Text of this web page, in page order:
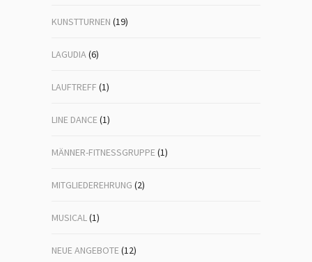
KUNSTTURNEN (19)
LAGUDIA (6)
LAUFTREFF (1)
LINE DANCE (1)
MÄNNER-FITNESSGRUPPE (1)
MITGLIEDEREHRUNG (2)
MUSICAL (1)
NEUE ANGEBOTE (12)